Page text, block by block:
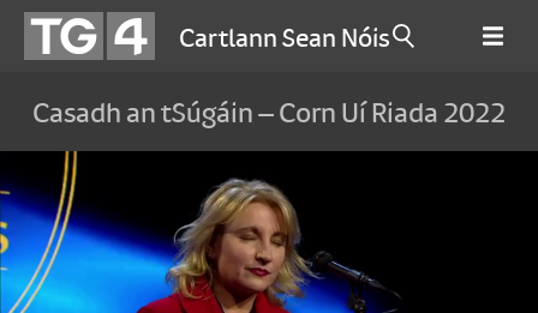
Cartlann Sean Nóis
Casadh an tSúgáin – Corn Uí Riada 2022